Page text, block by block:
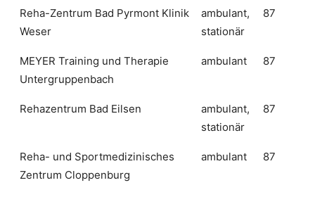
Reha-Zentrum Bad Pyrmont Klinik
Weser
ambulant,
stationär
87
MEYER Training und Therapie
Untergruppenbach
ambulant 87
Rehazentrum Bad Eilsen
ambulant,
stationär
87
Reha- und Sportmedizinisches
Zentrum Cloppenburg
ambulant 87